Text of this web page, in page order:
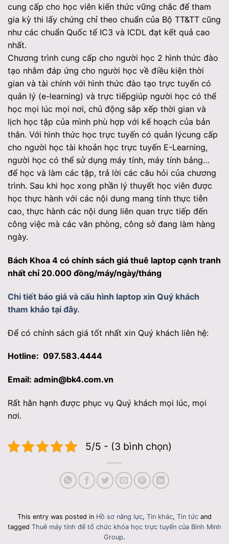
cung cấp cho học viên kiến thức vững chắc để tham
gia kỳ thi lấy chứng chỉ theo chuẩn của Bộ TT&TT cũng
như các chuẩn Quốc tế IC3 và ICDL đạt kết quả cao
nhất.
Chương trình cung cấp cho người học 2 hình thức đào
tạo nhằm đáp ứng cho người học về điều kiện thời
gian và tài chính với hình thức đào tạo trực tuyến có
quản lý (e-learning) và trực tiếpgiúp người học có thể
học mọi lúc mọi nơi, chủ động sắp xếp thời gian và
lịch học tập của mình phù hợp với kế hoạch của bản
thân. Với hình thức học trực tuyến có quản lýcung cấp
cho người học tài khoản học trực tuyến E-Learning,
người học có thể sử dụng máy tính, máy tính bảng…
để học và làm các tập, trả lời các câu hỏi của chương
trình. Sau khi học xong phần lý thuyết học viên được
học thực hành với các nội dung mang tính thực tiễn
cao, thực hành các nội dung liên quan trực tiếp đến
công việc mà các văn phòng, công sở đang làm hàng
ngày.
Bách Khoa 4 có chính sách giá thuê laptop cạnh tranh
nhất chỉ 20.000 đồng/máy/ngày/tháng
Chi tiết báo giá và cấu hình laptop xin Quý khách
tham khảo tại đây.
Để có chính sách giá tốt nhất xin Quý khách liên hệ:
Hotline: 097.583.4444
Email: admin@bk4.com.vn
Rất hân hạnh được phục vụ Quý khách mọi lúc, mọi
nơi.
5/5 - (3 bình chọn)
This entry was posted in Hồ sơ năng lực, Tin khác, Tin tức and
tagged Thuê máy tính để tổ chức khóa học trực tuyến của Bình Minh
Group.